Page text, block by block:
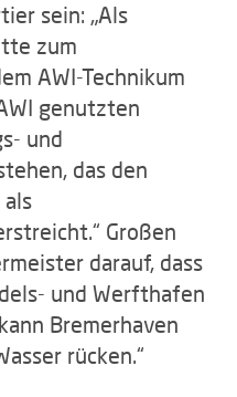
sein: „Als
zum
AWI-Technikum
genutzten
und
das den
als
Großen
darauf, dass
und Werfthafen
Bremerhaven
rücken.“